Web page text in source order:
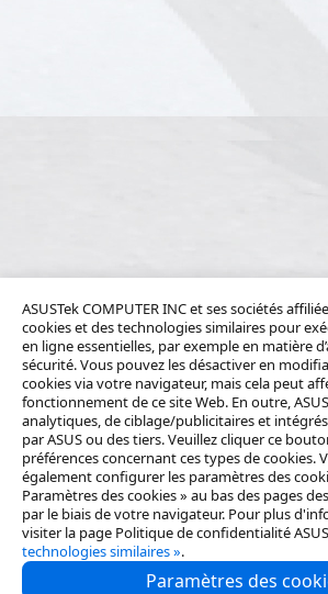
ASUSTek COMPUTER INC et ses sociétés
cookies et des technologies similaires pour
en ligne essentielles, par exemple en matière
sécurité. Vous pouvez les désactiver en
cookies via votre navigateur, mais cela peut
fonctionnement de ce site Web. En outre,
analytiques, de ciblage/publicitaires et
par ASUS ou des tiers. Veuillez cliquer ce
préférences concernant ces types de cookies.
également configurer les paramètres des
Paramètres des cookies » au bas des pages
par le biais de votre navigateur. Pour plus
visiter la page Politique de confidentialité
technologies similaires ».
Paramètres des